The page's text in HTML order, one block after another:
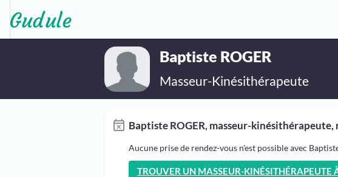
Baptiste ROGER
Masseur-Kinésithérapeute
Baptiste ROGER, masseur-kinésithérapeute,
Aucune prise de rendez-vous n'est possible avec
TROUVER UN MASSEUR-